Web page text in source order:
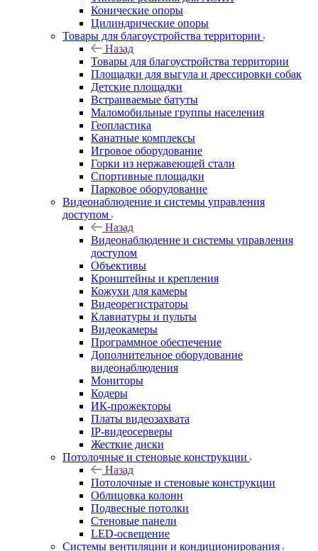
Конические опоры
Цилиндрические опоры
Товары для благоустройства территории
Назад
Товары для благоустройства территории
Площадки для выгула и дрессировки собак
Детские площадки
Встраиваемые батуты
Маломобильные группы населения
Геопластика
Канатные комплексы
Игровое оборудование
Горки из нержавеющей стали
Спортивные площадки
Парковое оборудование
Видеонаблюдение и системы управления
доступом
Назад
Видеонаблюдение и системы управления
доступом
Объективы
Кронштейны и крепления
Кожухи для камеры
Видеорегистраторы
Клавиатуры и пульты
Видеокамеры
Программное обеспечение
Дополнительное оборудование
видеонаблюдения
Мониторы
Кодеры
ИК-прожекторы
Платы видеозахвата
IP-видеосерверы
Жесткие диски
Потолочные и стеновые конструкции
Назад
Потолочные и стеновые конструкции
Облицовка колонн
Подвесные потолки
Стеновые панели
LED-освещение
Системы вентиляции и кондиционирования